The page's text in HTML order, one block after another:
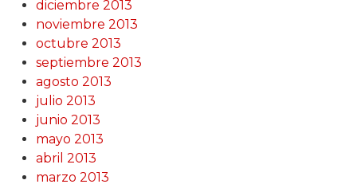
diciembre 2013
noviembre 2013
octubre 2013
septiembre 2013
agosto 2013
julio 2013
junio 2013
mayo 2013
abril 2013
marzo 2013